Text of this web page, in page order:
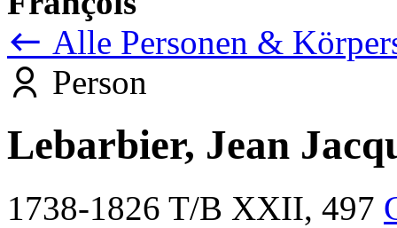
Alle Personen &
Person
Lebarbier, Jean
1738-1826 T/B XXII, 497